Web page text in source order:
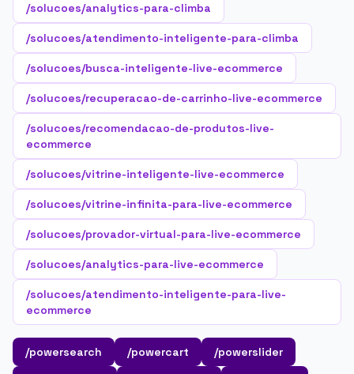
/solucoes/analytics-para-climba
/solucoes/atendimento-inteligente-para-climba
/solucoes/busca-inteligente-live-ecommerce
/solucoes/recuperacao-de-carrinho-live-ecommerce
/solucoes/recomendacao-de-produtos-live-
ecommerce
/solucoes/vitrine-inteligente-live-ecommerce
/solucoes/vitrine-infinita-para-live-ecommerce
/solucoes/provador-virtual-para-live-ecommerce
/solucoes/analytics-para-live-ecommerce
/solucoes/atendimento-inteligente-para-live-
ecommerce
/powersearch /powercart
/powerslider